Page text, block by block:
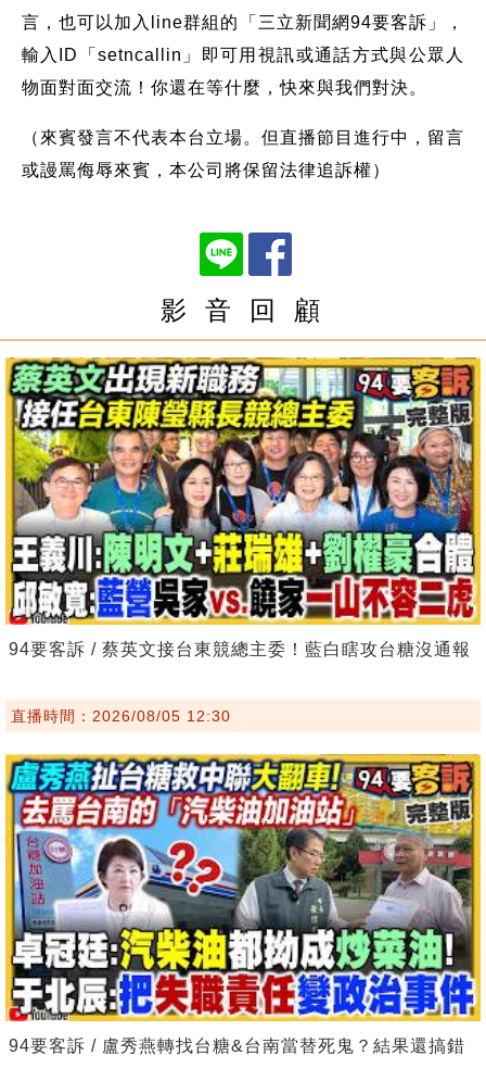
言，也可以加入line群組的「三立新聞網94要客訴」，
輸入ID「setncallin」即可用視訊或通話方式與公眾人
物面對面交流！你還在等什麼，快來與我們對決。
（來賓發言不代表本台立場。但直播節目進行中，留言
或謾罵侮辱來賓，本公司將保留法律追訴權）
影 音 回 顧
94要客訴 / 蔡英文接台東競總主委！藍白瞎攻台糖沒通報
直播時間：2026/08/05 12:30
94要客訴 / 盧秀燕轉找台糖&台南當替死鬼？結果還搞錯